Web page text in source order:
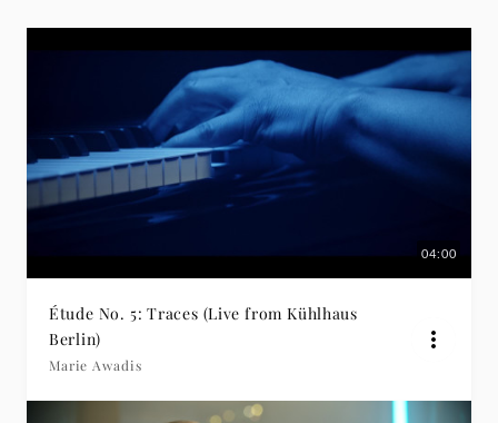
04:00
Étude No. 5: Traces (Live from Kühlhaus
Berlin)
Marie Awadis